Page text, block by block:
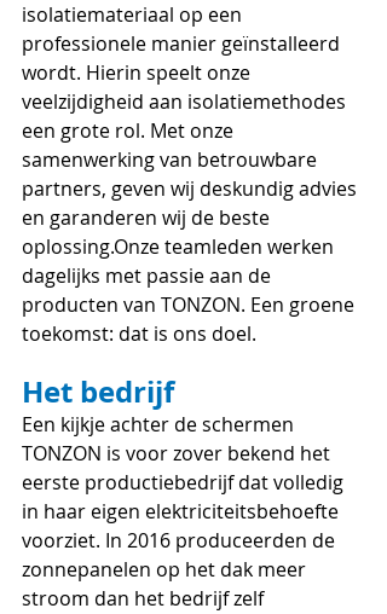
isolatiemateriaal op een
professionele manier geïnstalleerd
wordt. Hierin speelt onze
veelzijdigheid aan isolatiemethodes
een grote rol. Met onze
samenwerking van betrouwbare
partners, geven wij deskundig advies
en garanderen wij de beste
oplossing.Onze teamleden werken
dagelijks met passie aan de
producten van TONZON. Een groene
toekomst: dat is ons doel.
Het bedrijf
Een kijkje achter de schermen
TONZON is voor zover bekend het
eerste productiebedrijf dat volledig
in haar eigen elektriciteitsbehoefte
voorziet. In 2016 produceerden de
zonnepanelen op het dak meer
stroom dan het bedrijf zelf